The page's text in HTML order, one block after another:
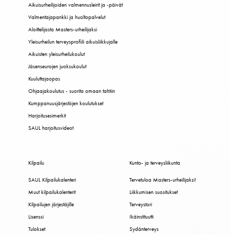
Aikuisurheilijoiden valmennusleirit ja -päivät
Valmentajapankki ja huoltopalvelut
Aloittelijasta Masters-urheilijaksi
Yleisurheilun terveysprofiili aikuisliikkujalle
Aikuisten yleisurheilukoulut
Jäsenseurojen juoksukoulut
Kuuluttajaopas
Ohjaajakoulutus - suorita omaan tahtiin
Kumppanuusjärjestöjen koulutukset
Harjoitusesimerkit
SAUL harjoitusvideot
Kilpailu
SAUL Kilpailukalenteri
Muut kilpailukalenterit
Kilpailujen järjestäjille
Lisenssi
Tulokset
Kunto- ja terveysliikunta
Tervetuloa Masters-urheilijaksi!
Liikkumisen suositukset
Terveystori
Ikäinstituutti
Sydänterveys